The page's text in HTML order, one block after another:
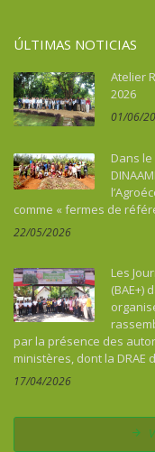
ÚLTIMAS NOTICIAS
Atelier
2026
01/06/
Dans
comme « fermes de
22/05/2026
Les
(BAE+)
par la présence des
ministères, dont la DRAE
17/04/2026